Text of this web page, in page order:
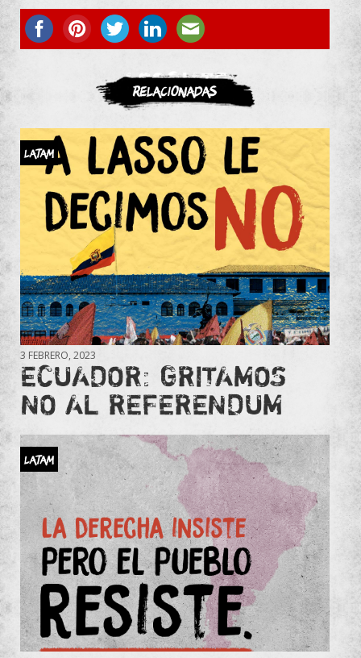
ASOCIATE
Relacionadas
LATAM
3 FEBRERO, 2023
ECUADOR: GRITAMOS
NO AL REFERENDUM
LATAM